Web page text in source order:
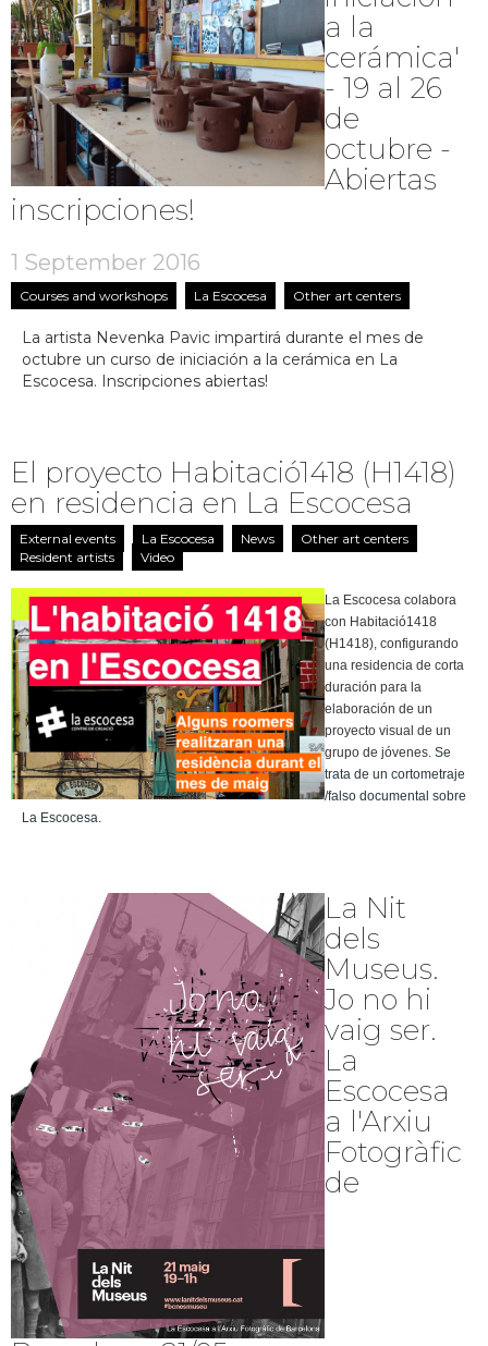
a la
cerámica'
- 19 al 26
de
octubre -
Abiertas
inscripciones!
1 September 2016
Courses and workshops La Escocesa Other art centers
La artista Nevenka Pavic impartirá durante el mes de
octubre un curso de iniciación a la cerámica en La
Escocesa. Inscripciones abiertas!
El proyecto Habitació1418 (H1418)
en residencia en La Escocesa
External events La Escocesa News
Other art centers
Resident artists
Video
La Escocesa colabora
con Habitació1418
(H1418), configurando
una residencia de corta
duración para la
elaboración de un
proyecto visual de un
grupo de jóvenes. Se
trata de un cortometraje
/falso documental sobre
La Escocesa.
La Nit
dels
Museus.
Jo no hi
vaig ser.
La
Escocesa
a l'Arxiu
Fotogràfic
de